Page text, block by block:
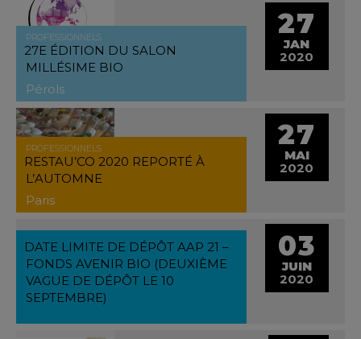
27
JAN
2020
PROFESSIONNELS
27E ÉDITION DU SALON
MILLÉSIME BIO
Pérols
27
MAI
2020
PROFESSIONNELS
RESTAU’CO 2020 REPORTÉ À
L’AUTOMNE
Paris
03
JUIN
2020
DATE LIMITE DE DÉPÔT AAP 21 –
FONDS AVENIR BIO (DEUXIÈME
VAGUE DE DÉPÔT LE 10
SEPTEMBRE)